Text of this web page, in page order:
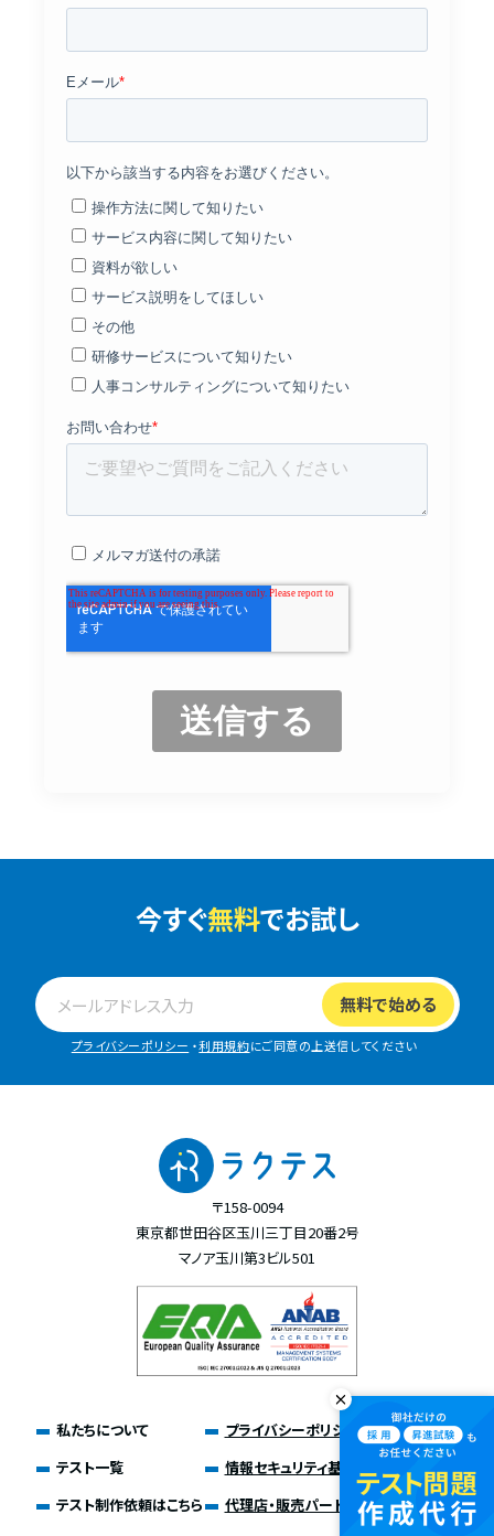
今すぐ無料でお試し
プライバシーポリシー ・利用規約にご同意の上送信してください
〒158-0094
東京都世田谷区玉川三丁目20番2号
マノア玉川第3ビル501
私たちについて
テスト一覧
テスト制作依頼はこちら
プライバシーポリシー
情報セキュリティ基本方針
代理店・販売パートナー募集